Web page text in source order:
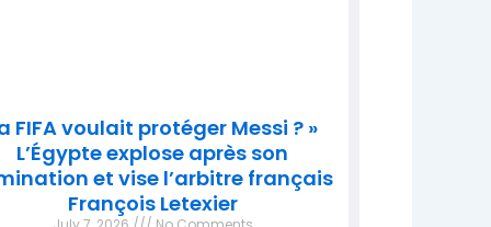
FIFA voulait protéger Messi ? »
L’Égypte explose après son
et vise l’arbitre français
François Letexier